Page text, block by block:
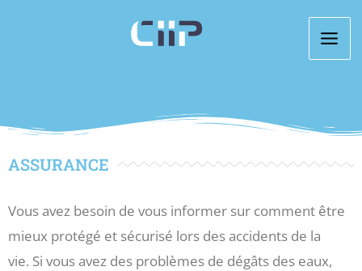
ASSURANCE
Vous avez besoin de vous informer sur comment être
mieux protégé et sécurisé lors des accidents de la
vie. Si vous avez des problèmes de dégâts des eaux,